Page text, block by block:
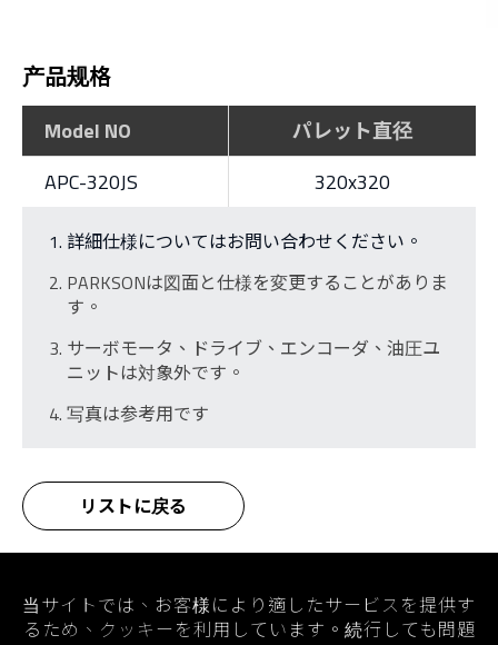
产品规格
Model NO
パレット直径
APC-320JS
320x320
詳細仕様についてはお問い合わせください。
PARKSONは図面と仕様を変更することがありま
す。
サーボモータ、ドライブ、エンコーダ、油圧ユ
ニットは対象外です。
写真は参考用です
リストに戻る
ホーム 製品情報
パレット自動交換システム
横式APCシリーズ/ パレット自動交換システム
横式パレット自動交換システム
当サイトでは、お客様により適したサービスを提供す
るため、クッキーを利用しています。続行しても問題